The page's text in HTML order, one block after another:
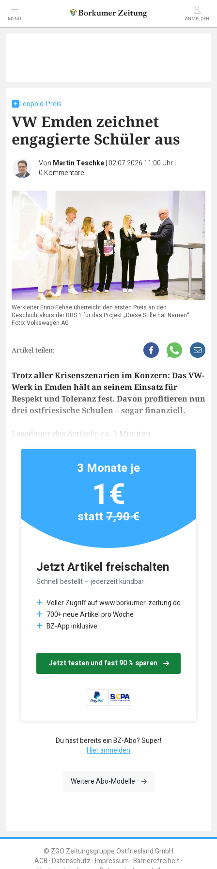
MENÜ ANMELDEN
Leopold-Preis
VW Emden zeichnet
engagierte Schüler aus
Von Martin Teschke| 02.07.2026 11:00 Uhr|
0 Kommentare
Werkleiter Enno Fehse überreicht den ersten Preis an den
Geschichtskurs der BBS 1 für das Projekt „Diese Stille hat Namen“.
Foto: Volkswagen AG
Artikel teilen:
Trotz aller Krisenszenarien im Konzern: Das VW-
Werk in Emden hält an seinem Einsatz für
Respekt und Toleranz fest. Davon profitieren nun
drei ostfriesische Schulen – sogar finanziell.
Lesedauer des Artikels: ca. 3 Minuten
Jetzt Artikel freischalten
Schnell bestellt – jederzeit kündbar.
Voller Zugriff auf www.borkumer-zeitung.de
700+ neue Artikel pro Woche
BZ-App inklusive
Jetzt testen und fast 90 % sparen
3 Monate je
1€
statt7,90 €
Du hast bereits ein BZ-Abo? Super!
Hier anmelden
Weitere Abo-Modelle
© ZGO Zeitungsgruppe Ostfriesland GmbH
AGB Datenschutz Impressum Barrierefreiheit